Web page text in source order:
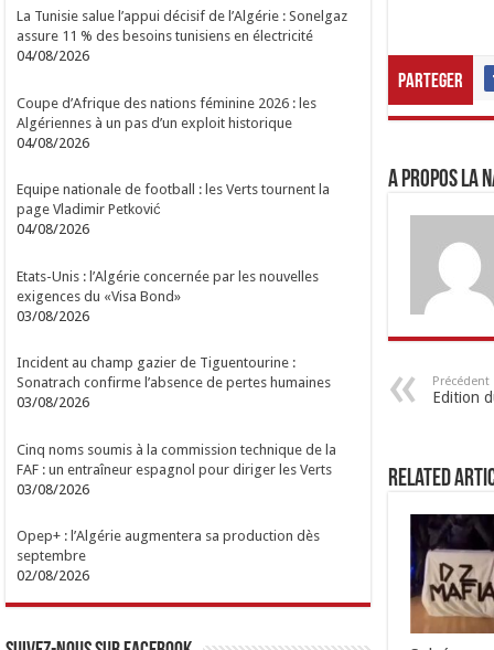
Parteger
A propos LA
Précédent
Edition
Related
La Tunisie salue l’appui décisif de l’Algérie : Sonelgaz
assure 11 % des besoins tunisiens en électricité
04/08/2026
Coupe d’Afrique des nations féminine 2026 : les
Algériennes à un pas d’un exploit historique
04/08/2026
Equipe nationale de football : les Verts tournent la
page Vladimir Petković
04/08/2026
Etats-Unis : l’Algérie concernée par les nouvelles
exigences du «Visa Bond»
03/08/2026
Incident au champ gazier de Tiguentourine :
Sonatrach confirme l’absence de pertes humaines
03/08/2026
Cinq noms soumis à la commission technique de la
FAF : un entraîneur espagnol pour diriger les Verts
03/08/2026
Opep+ : l’Algérie augmentera sa production dès
septembre
02/08/2026